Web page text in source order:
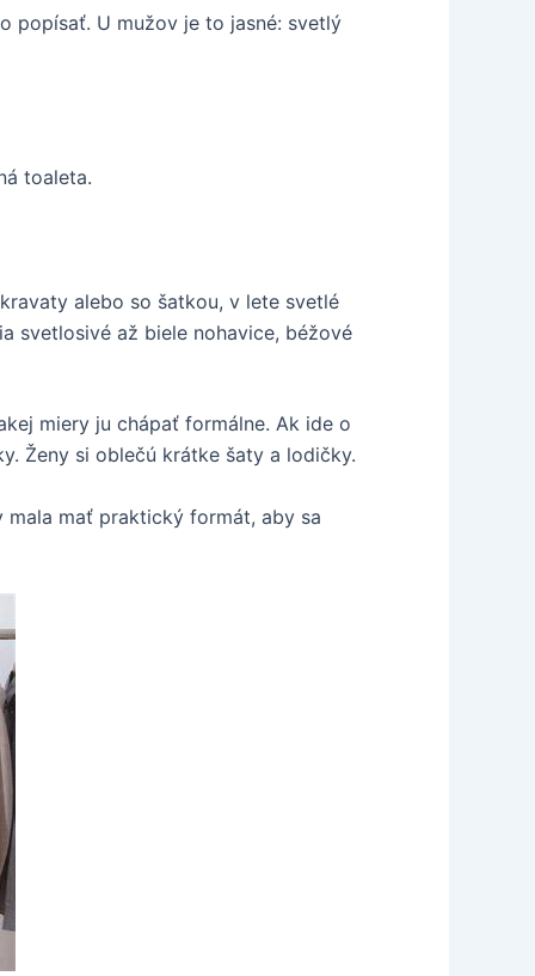
popísať. U mužov je to jasné: svetlý
toaleta.
alebo so šatkou, v lete svetlé
svetlosivé až biele nohavice, béžové
miery ju chápať formálne. Ak ide o
Ženy si oblečú krátke šaty a lodičky.
mala mať praktický formát, aby sa